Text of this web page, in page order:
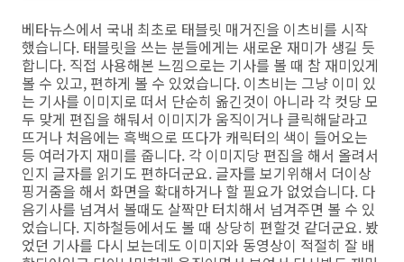
베타뉴스에서 국내 최초로 태블릿 매거진을 이츠비를 시작
했습니다. 태블릿을 쓰는 분들에게는 새로운 재미가 생길 듯
합니다. 직접 사용해본 느낌으로는 기사를 볼 때 참 재미있게
볼 수 있고, 편하게 볼 수 있었습니다. 이츠비는 그냥 이미 있
는 기사를 이미지로 떠서 단순히 옮긴것이 아니라 각 컷당 모
두 맞게 편집을 해둬서 이미지가 움직이거나 클릭해달라고
뜨거나 처음에는 흑백으로 뜨다가 캐릭터의 색이 들어오는
등 여러가지 재미를 줍니다. 각 이미지당 편집을 해서 올려서
인지 글자를 읽기도 편하더군요. 글자를 보기위해서 더이상
핑거줌을 해서 화면을 확대하거나 할 필요가 없었습니다. 다
음기사를 넘겨서 볼때도 살짝만 터치해서 넘겨주면 볼 수 있
었습니다. 지하철등에서도 볼 때 상당히 편할것 같더군요. 봤
었던 기사를 다시 보는데도 이미지와 동영상이 적절히 잘 배